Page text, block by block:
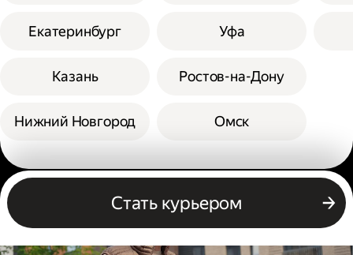
Екатеринбург
Казань
Нижний Новгород
Уфа
Ростов-на-Дону
Омск
Стать курьером
Другие профессии